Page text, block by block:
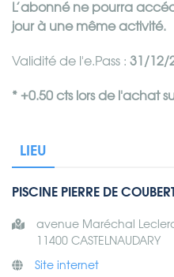
L’abonné ne pourra
jour à une même activité.
Validité de l'e.Pass : 31/12/
* +0.50 cts lors de l'achat
LIEU
PISCINE PIERRE DE
avenue Maréchal
11400 CASTELNAUDARY
Site internet